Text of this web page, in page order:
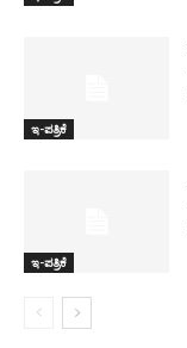
ಇ-ಪತ್ರಿಕೆ
ಇ-ಪತ್ರಿಕೆ